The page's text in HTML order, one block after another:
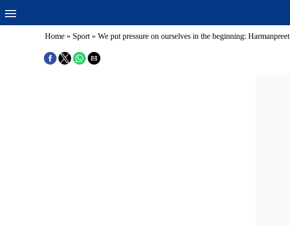
Home » Sport » We put pressure on ourselves in the beginning: Harmanpreet